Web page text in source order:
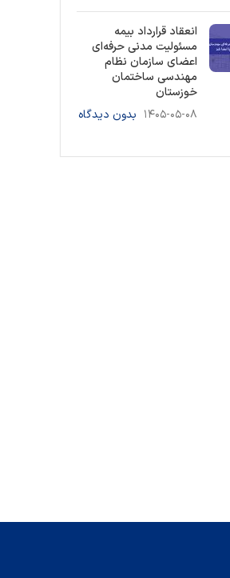
انعقاد قرارداد بیمه
مسئولیت مدنی حرفه‌ای
اعضای سازمان نظام
مهندسی ساختمان
خوزستان
۱۴۰۵-۰۵-۰۸ بدون دیدگاه